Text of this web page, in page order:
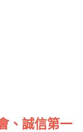
、誠信第一